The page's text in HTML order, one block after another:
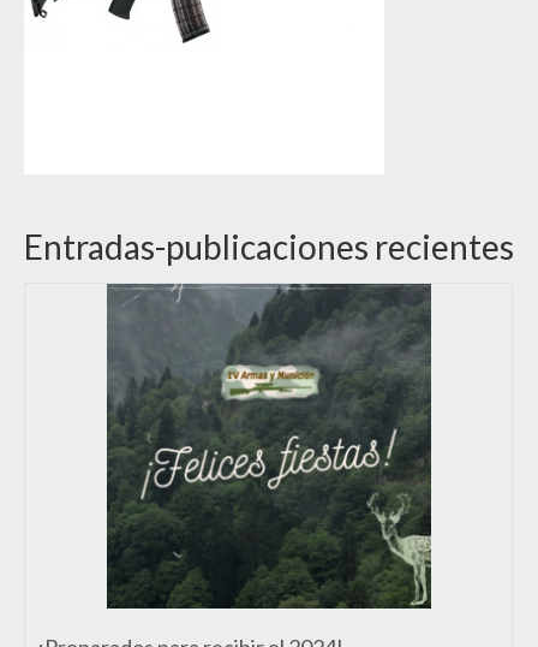
Entradas-publicaciones recientes